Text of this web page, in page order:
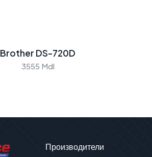
Brother DS-720D
3555 Mdl
Производители